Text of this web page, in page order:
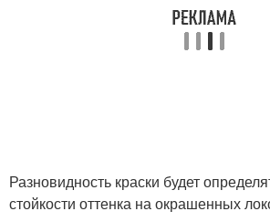
Разновидность краски будет
стойкости оттенка на окрашенных